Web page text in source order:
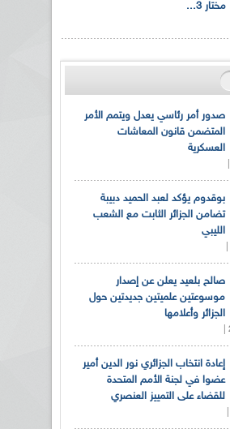
مختار 3...
صدور أمر رئاسي يعدل ويتمم الأمر
المتضمن قانون المعاشات
العسكرية
بوقدوم يؤكد لعبد الحميد دبيبة
تضامن الجزائر الثابت مع الشعب
الليبي
صالح بلعيد يعلن عن إصدار
موسوعتين علميتين جديدتين حول
الجزائر وأعلامها
إعادة انتخاب الجزائري نور الدين أمير
عضوا في لجنة الأمم المتحدة
للقضاء على التمييز العنصري